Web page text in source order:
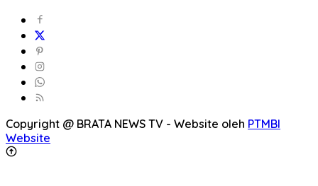
Copyright @ BRATA NEWS TV - Website oleh PTMBI
Website